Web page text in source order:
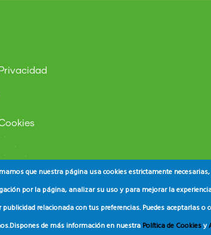
ADEAC2023. All Rights Reserved.
que nuestra página usa cookies estrictamente
por la página, analizar su uso y para mejorar la
relacionada con tus preferencias. Puedes aceptarlas o
Dispones de más información en nuestra Política de Cookiesy